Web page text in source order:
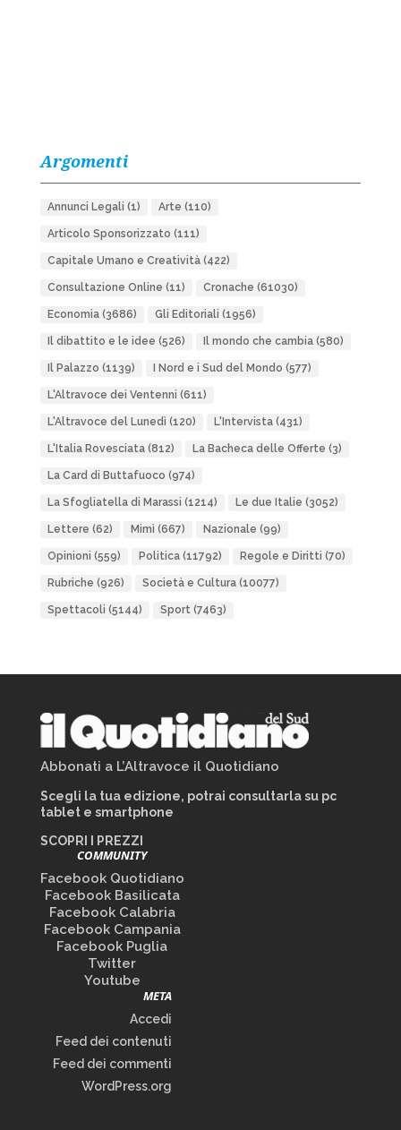
Argomenti
Annunci Legali (1) Arte (110)
Articolo Sponsorizzato (111)
Capitale Umano e Creatività(422)
Consultazione Online (11) Cronache (61030)
Economia(3686) Gli Editoriali (1956)
Il dibattito e le idee (526) Il mondo che cambia(580)
Il Palazzo (1139) I Nord e i Sud del Mondo (577)
L'Altravoce dei Ventenni (611)
L'Altravoce del Lunedì (120) L'Intervista(431)
L'Italia Rovesciata(812) La Bacheca delle Offerte (3)
La Card di Buttafuoco (974)
La Sfogliatella di Marassi (1214) Le due Italie (3052)
Lettere (62) Mimì (667) Nazionale (99)
Opinioni (559) Politica(11792) Regole e Diritti (70)
Rubriche (926) Società e Cultura(10077)
Spettacoli (5144) Sport(7463)
Abbonati a L’Altravoce il Quotidiano
Scegli la tua edizione, potrai consultarla su pc
tablet e smartphone
SCOPRI I PREZZI
COMMUNITY
Facebook Quotidiano
Facebook Basilicata
Facebook Calabria
Facebook Campania
Facebook Puglia
Twitter
Youtube
META
Accedi
Feed dei contenuti
Feed dei commenti
WordPress.org